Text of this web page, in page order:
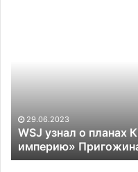
империю»
Пригожина
29.06.2023
WSJ узнал о планах
империю»